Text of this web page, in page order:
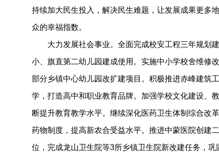
持续加大民生投入，解决民生难题，让发展成果更多
众的幸福指数。
大力发展社会事业。全面完成校安工程三年规划建
小、旗直第二幼儿园建成使用。实施中小学校舍维修
部分乡镇中心幼儿园改扩建项目。积极推进赤峰建筑
学，打造高中和职业教育品牌。加强学校文化建设、
断提升教育教学水平。继续深化医药卫生体制综合改
药物制度，提高新农合受益水平。推进中蒙医院创建
位，完成龙山卫生院等3所乡镇卫生院新改建任务，